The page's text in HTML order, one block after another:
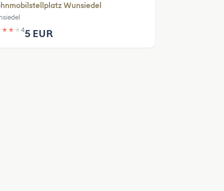
Wunsiedel
★ ★ ★ 45 EUR